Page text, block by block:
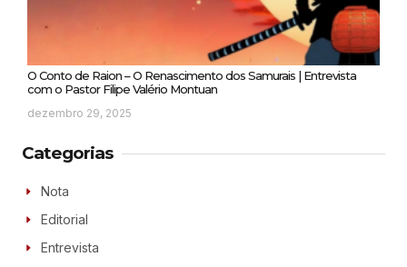
O Conto de Raion – O Renascimento dos Samurais | Entrevista
com o Pastor Filipe Valério Montuan
dezembro 29, 2025
Categorias
Nota
Editorial
Entrevista